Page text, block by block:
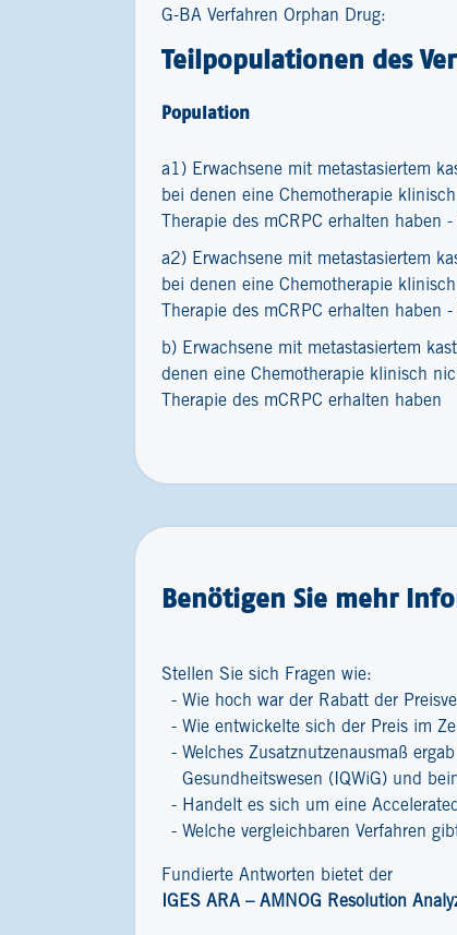
G-BA Verfahren Orphan Drug:
Teilpopulationen des
Population
a1) Erwachsene mit metastasiertem
bei denen eine Chemotherapie
Therapie des mCRPC erhalten haben
a2) Erwachsene mit metastasiertem
bei denen eine Chemotherapie
Therapie des mCRPC erhalten haben
b) Erwachsene mit metastasiertem
denen eine Chemotherapie klinisch
Therapie des mCRPC erhalten haben
Benötigen Sie mehr
Stellen Sie sich Fragen wie:
Wie hoch war der Rabatt der
Wie entwickelte sich der Preis im
Welches Zusatznutzenausmaß
Gesundheitswesen (IQWiG) und
Handelt es sich um eine
Welche vergleichbaren Verfahren
Fundierte Antworten bietet der
IGES ARA – AMNOG Resolution